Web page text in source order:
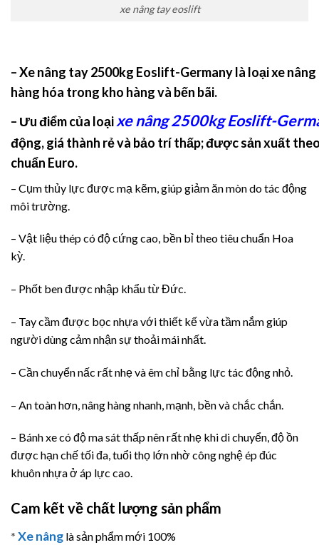
xe nâng tay eoslift
– Xe nâng tay 2500kg Eoslift-Germanylà loại xe
hàng hóa trong kho hàng và bến bãi.
– Ưu điểm của loạixe nâng 2500kg Eoslift-
động, giá thành rẻ và bảo trí thấp; được sản xuất
chuẩn Euro.
– Cụm thủy lực được mạ kẽm, giúp giảm ăn mòn do tác động
môi trường.
– Vật liệu thép có độ cứng cao, bền bỉ theo tiêu chuẩn Hoa
kỳ.
– Phốt ben được nhập khẩu từ Đức.
– Tay cầm được bọc nhựa với thiết kế vừa tầm nắm giúp
người dùng cảm nhận sự thoải mái nhất.
– Cần chuyển nấc rất nhẹ và êm chỉ bằng lực tác động nhỏ.
– An toàn hơn, nâng hàng nhanh, mạnh, bền và chắc chắn.
– Bánh xe có độ ma sát thấp nên rất nhẹ khi di chuyển, độ ồn
được hạn chế tối đa, tuổi thọ lớn nhờ công nghệ ép đúc
khuôn nhựa ở áp lực cao.
Cam kết về chất lượng sản phẩm
* Xe nâng là sản phẩm mới 100%